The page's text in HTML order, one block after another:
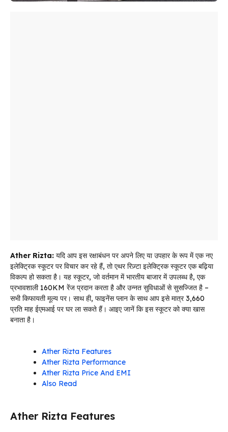
Ather Rizta: यदि आप इस रक्षाबंधन पर अपने लिए या उपहार के रूप में एक नए
इलेक्ट्रिक स्कूटर पर विचार कर रहे हैं, तो एथर रिज़्टा इलेक्ट्रिक स्कूटर एक बढ़िया
विकल्प हो सकता है। यह स्कूटर, जो वर्तमान में भारतीय बाजार में उपलब्ध है, एक
प्रभावशाली 160KM रेंज प्रदान करता है और उन्नत सुविधाओं से सुसज्जित है –
सभी किफायती मूल्य पर। साथ ही, फाइनेंस प्लान के साथ आप इसे मात्र ₹3,660
प्रति माह ईएमआई पर घर ला सकते हैं। आइए जानें कि इस स्कूटर को क्या खास
बनाता है।
Ather Rizta Features
Ather Rizta Performance
Ather Rizta Price And EMI
Also Read
Ather Rizta Features